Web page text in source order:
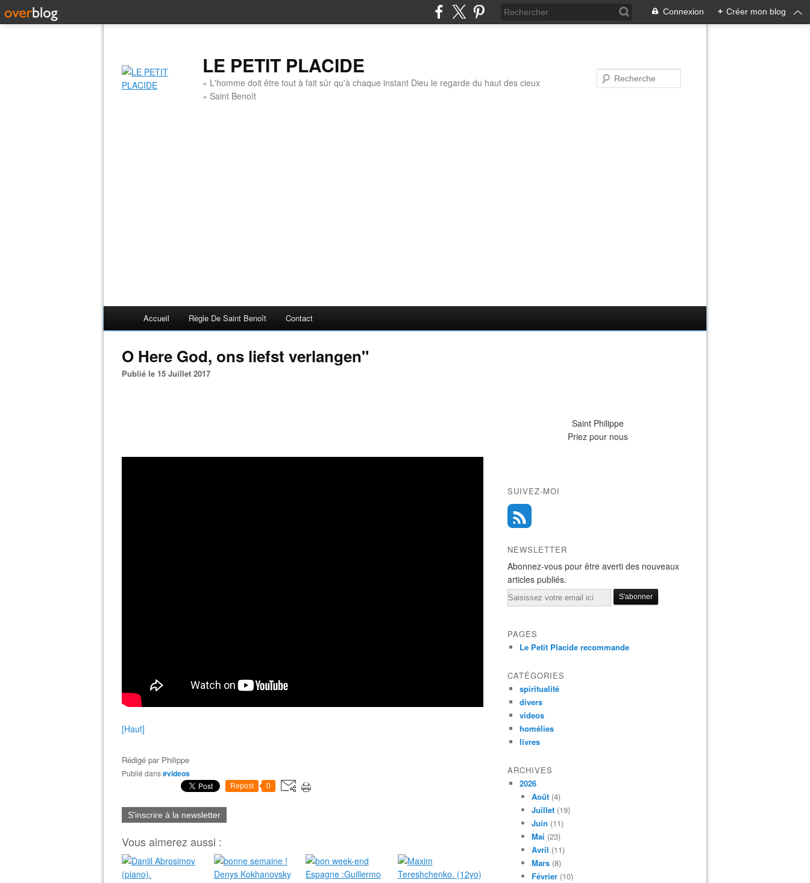
Connexion + Créer mon blog
LE PETIT PLACIDE
« L'homme doit être tout à fait sûr qu'à chaque instant Dieu le regarde du haut des cieux
» Saint Benoît
Accueil Règle De Saint Benoît Contact
O Here God, ons liefst verlangen"
Publié le 15 Juillet 2017
[Haut]
Rédigé par Philippe
Publié dans#videos
Repost 0
S'inscrire à la newsletter
Vous aimerez aussi :
Saint Philippe
Priez pour nous
SUIVEZ-MOI
NEWSLETTER
Abonnez-vous pour être averti des nouveaux
articles publiés.
Email
PAGES
Le Petit Placide recommande
CATÉGORIES
spiritualité
divers
videos
homélies
livres
ARCHIVES
2026
Août (4)
Juillet (19)
Juin (11)
Mai (23)
Avril (11)
Mars (8)
Février (10)